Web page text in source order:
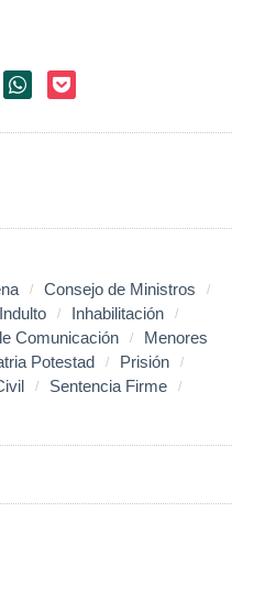
Consejo de Ministros
Indulto
Inhabilitación
Comunicación
Menores
Potestad
Prisión
Sentencia Firme